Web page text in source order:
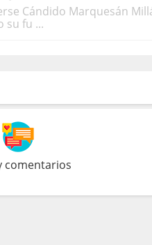
Cándido Marquesán
su fu ...
comentarios